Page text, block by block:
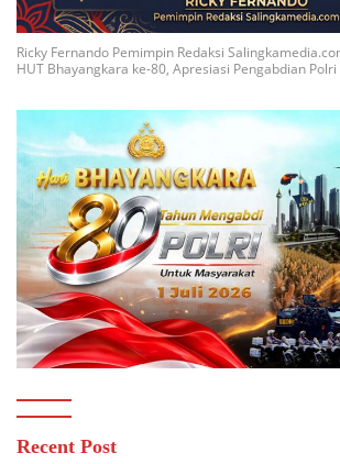
Ricky Fernando Pemimpin Redaksi
HUT Bhayangkara ke-80, Apresiasi Pengabdian
Recent Post